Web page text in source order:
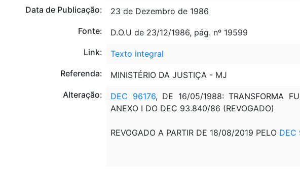
Data de Publicação:
23 de Dezembro de 1986
Fonte:
D.O.U de 23/12/1986, pág. nº 19599
Link:
Texto integral
Referenda:
MINISTÉRIO DA JUSTIÇA - MJ
Alteração:
DEC 96176, DE 16/05/1988: TRANSFORMA
ANEXO I DO DEC 93.840/86 (REVOGADO)
REVOGADO A PARTIR DE 18/08/2019 PELO DEC